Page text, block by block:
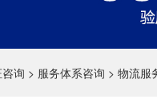
询 > 服务体系咨询 > 物流服